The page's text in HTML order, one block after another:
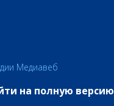
Медиавеб
на полную версию